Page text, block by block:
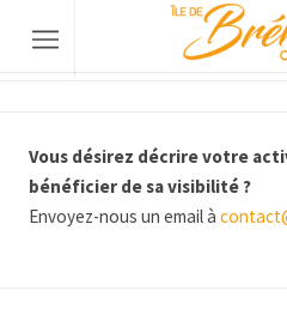
Restaurants & Bars
Location De Bateau
Moulin du Birlot
Vous désirez décrire votre
bénéficier de sa visibilité ?
Envoyez-nous un email à